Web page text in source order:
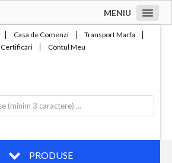
MENIU
Casa de Comenzi
Transport Marfa
Certificari
Contul Meu
PRODUSE